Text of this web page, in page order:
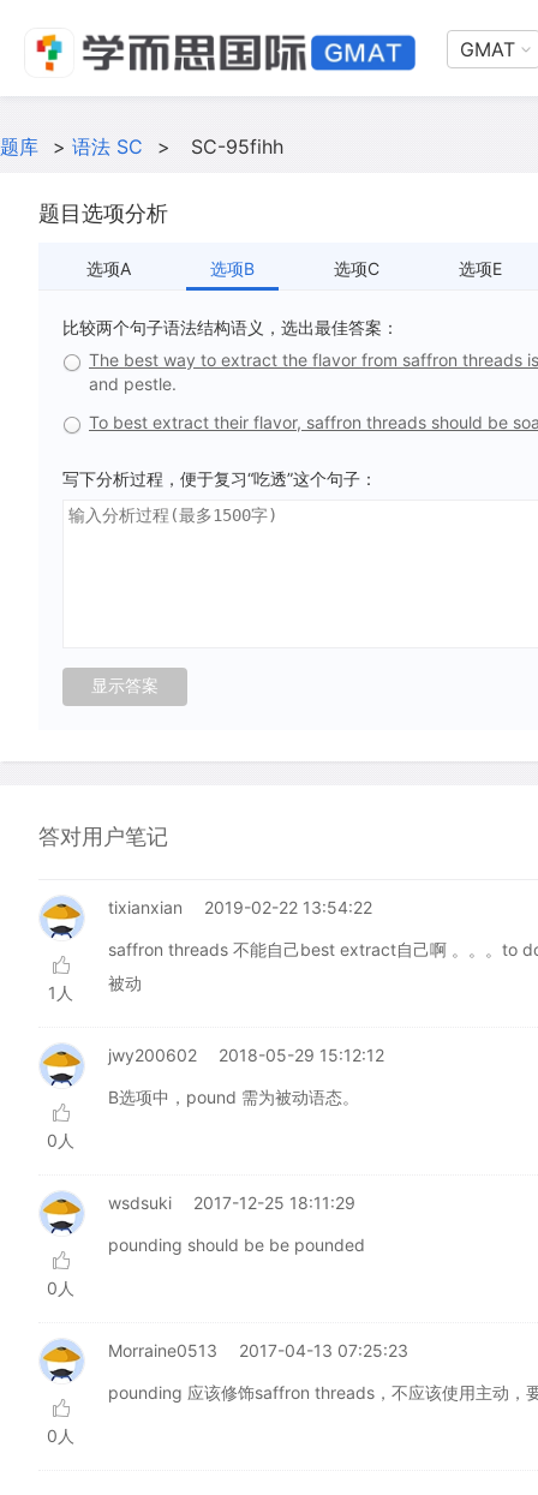
GMAT
题库 > 语法 SC > SC-95fihh
题目选项分析
选项A 选项B 选项C 选项E
比较两个句子语法结构语义，选出最佳答案：
The best way to extract the flavor from saffron threads
and pestle.
To best extract their flavor, saffron threads should be
写下分析过程，便于复习“吃透”这个句子：
答对用户笔记
1人
tixianxian 2019-02-22 13:54:22
saffron threads 不能自己best extract自己啊 。。。to
被动
0人
jwy200602 2018-05-29 15:12:12
B选项中，pound 需为被动语态。
0人
wsdsuki 2017-12-25 18:11:29
pounding should be be pounded
0人
Morraine0513 2017-04-13 07:25:23
pounding 应该修饰saffron threads，不应该使用主动，